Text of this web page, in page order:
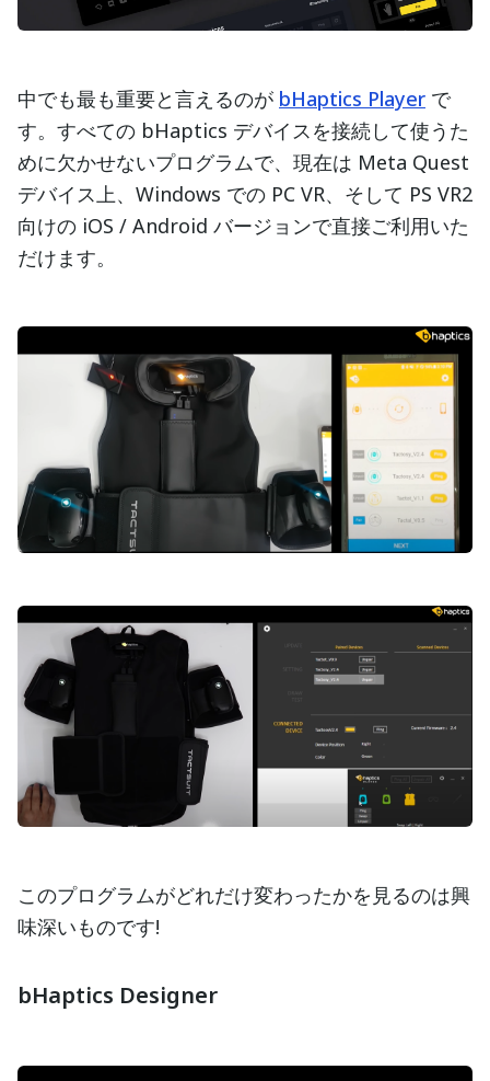
中でも最も重要と言えるのが bHaptics Player で
す。すべての bHaptics デバイスを接続して使うた
めに欠かせないプログラムで、現在は Meta Quest
デバイス上、Windows での PC VR、そして PS VR2
向けの iOS / Android バージョンで直接ご利用いた
だけます。
このプログラムがどれだけ変わったかを見るのは興
味深いものです!
bHaptics Designer